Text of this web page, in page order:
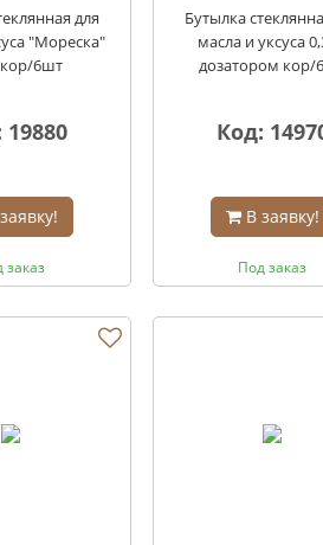
для
"Мореска"
кор/6шт
заказ
Бутылка
масла и уксуса
дозатором кор/
Код:
В заявку!
Под заказ